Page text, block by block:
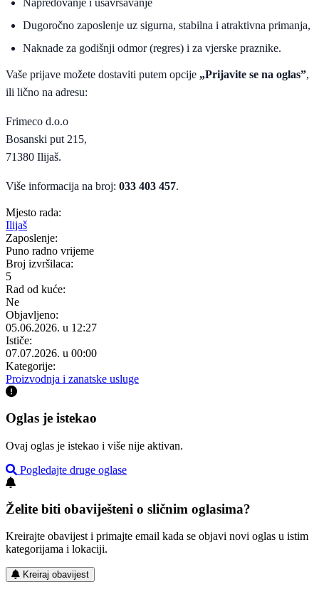
Napredovanje i usavršavanje
Dugoročno zaposlenje uz sigurna, stabilna i atraktivna primanja,
Naknade za godišnji odmor (regres) i za vjerske praznike.
Vaše prijave možete dostaviti putem opcije „Prijavite se na oglas”,
ili lično na adresu:
Frimeco d.o.o
Bosanski put 215,
71380 Ilijaš.
Više informacija na broj: 033 403 457.
Mjesto rada:
Ilijaš
Zaposlenje:
Puno radno vrijeme
Broj izvršilaca:
5
Rad od kuće:
Ne
Objavljeno:
05.06.2026. u 12:27
Ističe:
07.07.2026. u 00:00
Kategorije:
Proizvodnja i zanatske usluge
Oglas je istekao
Ovaj oglas je istekao i više nije aktivan.
Pogledajte druge oglase
Želite biti obaviješteni o sličnim oglasima?
Kreirajte obavijest i primajte email kada se objavi novi oglas u istim
kategorijama i lokaciji.
Kreiraj obavijest